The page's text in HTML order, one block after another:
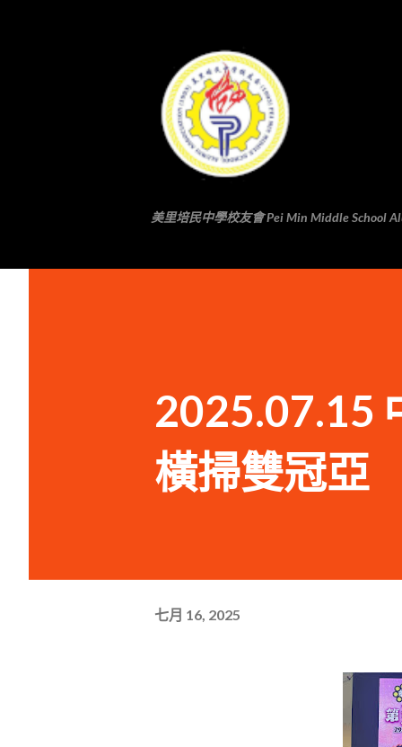
美里培民中學校友會 Pei Min Middle School
2025.07.15
橫掃雙冠亞
七月 16, 2025